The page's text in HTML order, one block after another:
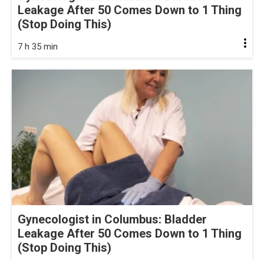
Leakage After 50 Comes Down to 1 Thing
(Stop Doing This)
7 h 35 min
Gynecologist in Columbus: Bladder
Leakage After 50 Comes Down to 1 Thing
(Stop Doing This)